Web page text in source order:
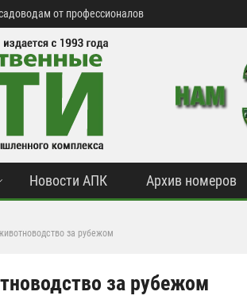
от профессионалов
Новости АПК Архив номеров
за рубежом
за рубежом